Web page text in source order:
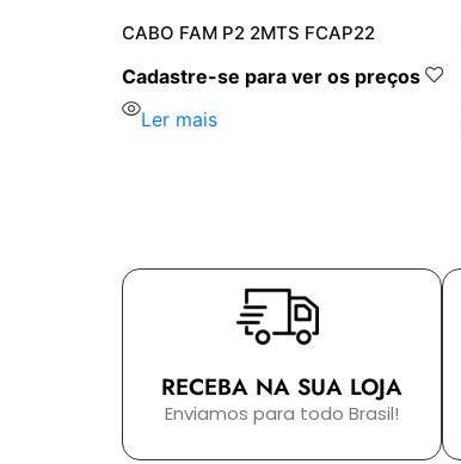
CABO FAM P2 2MTS FCAP22
Cadastre-se para ver os preços
Ler mais
RECEBA NA SUA LOJA
Enviamos para todo Brasil!